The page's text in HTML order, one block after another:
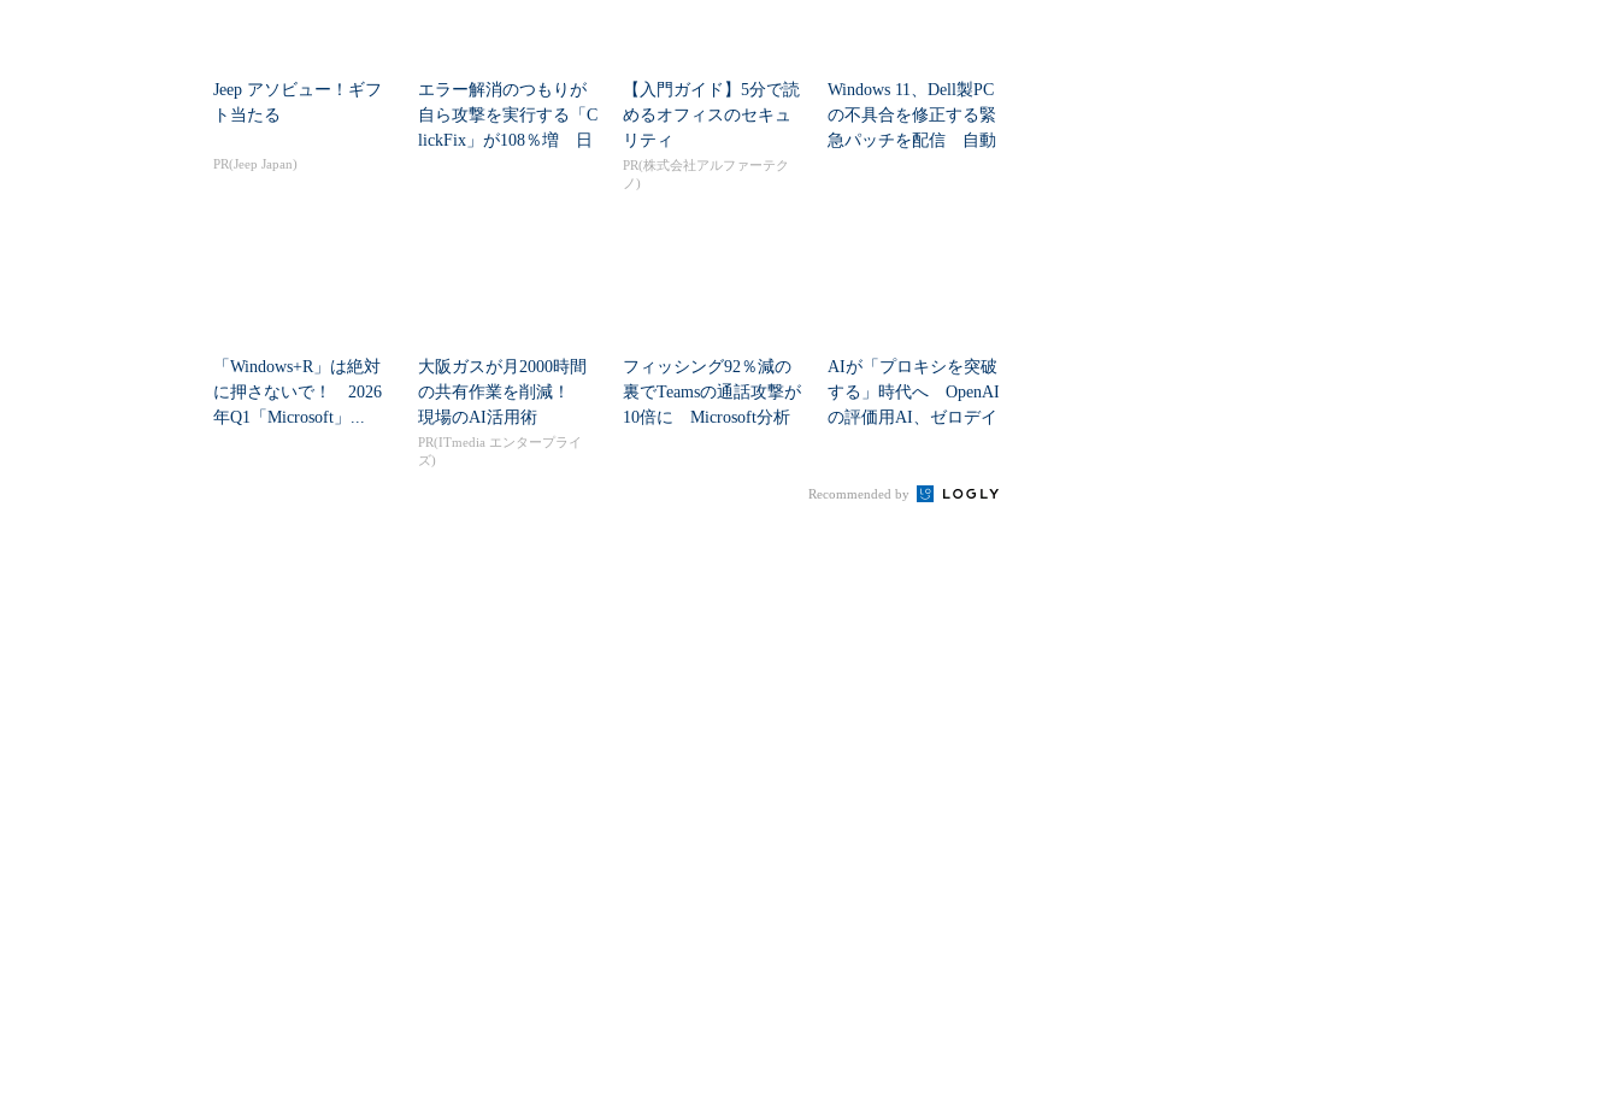
Jeep アソビュー！ギフ
ト当たる
PR(Jeep Japan)
エラー解消のつもりが
自ら攻撃を実行する「C
lickFix」が108％増 日
【入門ガイド】5分で読
めるオフィスのセキュ
リティ
PR(株式会社アルファーテク
ノ)
Windows 11、Dell製PC
の不具合を修正する緊
急パッチを配信 自動
「Windows+R」は絶対
に押さないで！ 2026
年Q1「Microsoft」...
大阪ガスが月2000時間
の共有作業を削減！
現場のAI活用術
PR(ITmedia エンタープライ
ズ)
フィッシング92％減の
裏でTeamsの通話攻撃が
10倍に Microsoft分析
AIが「プロキシを突破
する」時代へ OpenAI
の評価用AI、ゼロデイ
Recommended by